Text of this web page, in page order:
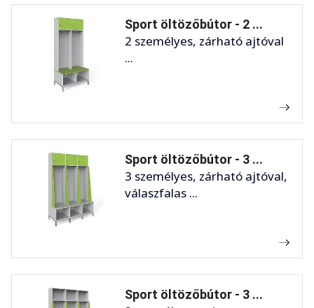
Sport öltözőbútor - 2 ...
2 személyes, zárható ajtóval
...
Sport öltözőbútor - 3 ...
3 személyes, zárható ajtóval,
válaszfalas ...
Sport öltözőbútor - 3 ...